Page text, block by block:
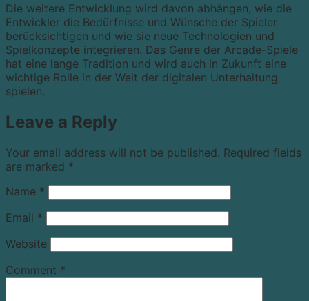
Die weitere Entwicklung wird davon abhängen, wie die
Entwickler die Bedürfnisse und Wünsche der Spieler
berücksichtigen und wie sie neue Technologien und
Spielkonzepte integrieren. Das Genre der Arcade-Spiele
hat eine lange Tradition und wird auch in Zukunft eine
wichtige Rolle in der Welt der digitalen Unterhaltung
spielen.
Leave a Reply
Your email address will not be published. Required fields
are marked *
Name *
Email *
Website
Comment *